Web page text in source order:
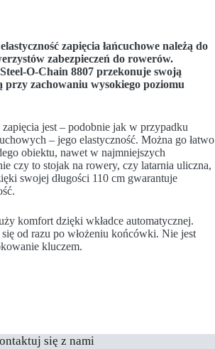
zapięcia łańcuchowe należą do
zabezpieczeń do rowerów.
O-Chain 8807 przekonuje swoją
przy zachowaniu wysokiego poziomu
jest – podobnie jak w przypadku
– jego elastyczność. Można go łatwo
obiektu, nawet w najmniejszych
czy to stojak na rowery, czy latarnia uliczna,
swojej długości 110 cm gwarantuje
komfort dzięki wkładce automatycznej.
od razu po włożeniu końcówki. Nie jest
kluczem.
się z nami